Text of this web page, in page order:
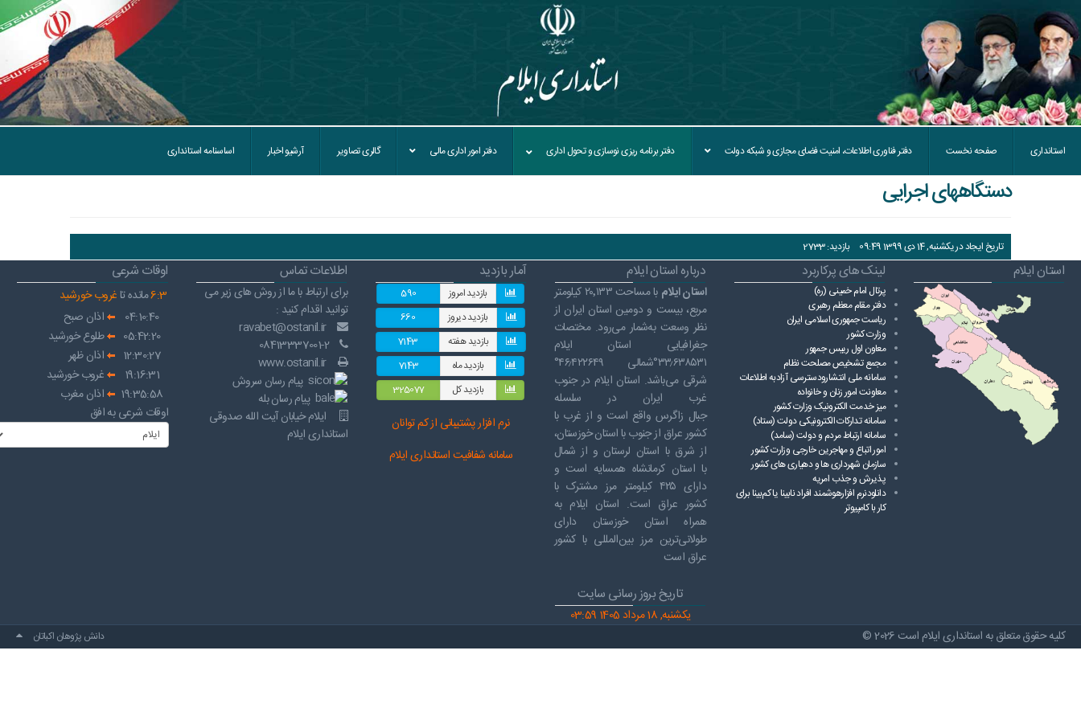
استانداری صفحه نخست دفتر فناوری اطلاعات، امنیت فضای مجازی و شبکه دولت دفتر برنامه ريزی نوسازی و تحول اداری دفتر امور اداری مالی گالری تصاویر آرشیو اخبار اساسنامه استانداری
دستگاههای اجرايی
تاریخ ایجاد در یکشنبه, 14 دی 1399 09:49 بازدید: 2733
استان ایلام لینک های پرکاربرد
پرتال امام خمینی (ره)
دفتر مقام معظم رهبری
ریاست ‌جمهوری اسلامی ایران
وزارت کشور
معاون اول رییس جمهور
مجمع تشخیص مصلحت نظام
سامانه ملی انتشارودسترسی آزادبه اطلاعات
معاونت امور زنان و خانواده
میز خدمت الکترونیک وزارت کشور
سامانه تدارکات الکترونیکی دولت (ستاد)
سامانه ارتباط مردم و دولت (سامد)
امور اتباع و مهاجرین خارجی وزارت کشور
سازمان شهرداری ها و دهیاری های کشور
پذیرش و جذب امریه
دانلودنرم افزارهوشمند افراد نابینا یا کم‌بینا برای
کار با کامپیوتر
درباره استان ایلام
استان ایلام
با مساحت ۲۰٬۱۳۳ کیلومتر
مربع، بیست و دومین استان ایران از
نظر وسعت به‌شمار می‌رود. مختصات
جغرافیایی استان ایلام
۳۳٫۶۳۸۵۳۱°شمالی ۴۶٫۴۲۲۶۴۹°
شرقی می‌باشد. استان ایلام در جنوب
غرب ایران در سلسله
جبال زاگرس واقع است و از غرب با
کشور عراق از جنوب با استان خوزستان،
از شرق با استان لرستان و از شمال
با استان کرمانشاه همسایه است و
دارای ۴۲۵ کیلومتر مرز مشترک با
کشور عراق است. استان ایلام به
همراه استان خوزستان دارای
طولانی‌ترین مرز بین‌المللی با کشور
عراق است
تاریخ بروز رسانی سایت
یکشنبه, 18 مرداد 1405 03:59
آمار بازدید
بازدید امروز
590
بازدید دیروز
660
بازدید هفته
7143
بازدید ماه
7143
بازدید کل
325077
نرم افزار پشتیبانی از کم توانان
سامانه شفافیت استانداری ایلام
اطلاعات تماس
برای ارتباط با ما از روش های زیر می
توانید اقدام کنید :
ravabet@ostanil.ir
www.ostanil.ir
پیام رسان سروش
پیام رسان بله
ایلام خیابان آیت الله صدوقی
استانداری ایلام
اوقات شرعی
6:3 مانده تاغروب خورشید
04:10:40
اذان صبح
05:42:20
طلوع خورشید
12:30:27
اذان ظهر
19:16:31
غروب خورشید
19:35:58
اذان مغرب
اوقات شرعی به افق
کلیه حقوق متعلق به استانداری ایلام است 2026 © دانش پژوهان اکباتان